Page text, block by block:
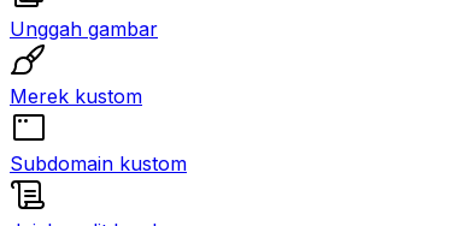
Unggah gambar
Merek kustom
Subdomain kustom